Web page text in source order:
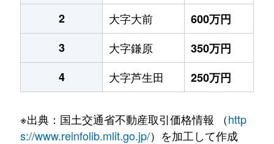
2
大字大前
600万円
3
大字鎌原
350万円
4
大字芦生田 250万円
※出典：国土交通省不動産取引価格情報 （http
s://www.reinfolib.mlit.go.jp/）を加工して作成